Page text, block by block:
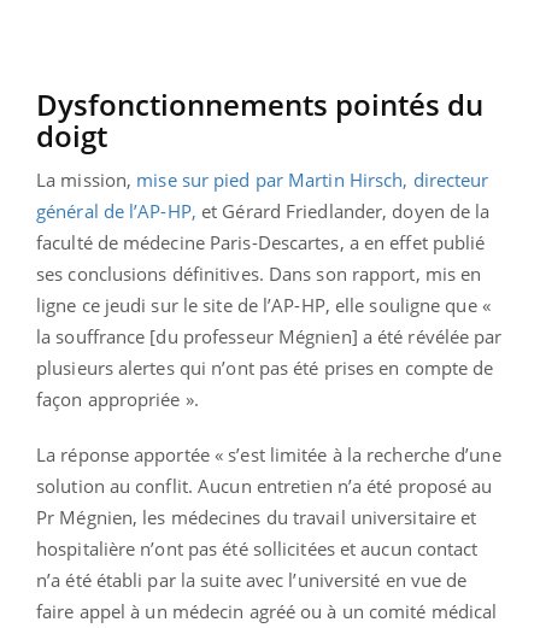
Dysfonctionnements pointés du
doigt
La mission, mise sur pied par Martin Hirsch, directeur
général de l’AP-HP, et Gérard Friedlander, doyen de la
faculté de médecine Paris-Descartes, a en effet publié
ses conclusions définitives. Dans son rapport, mis en
ligne ce jeudi sur le site de l’AP-HP, elle souligne que «
la souffrance [du professeur Mégnien] a été révélée par
plusieurs alertes qui n’ont pas été prises en compte de
façon appropriée ».
La réponse apportée « s’est limitée à la recherche d’une
solution au conflit. Aucun entretien n’a été proposé au
Pr Mégnien, les médecines du travail universitaire et
hospitalière n’ont pas été sollicitées et aucun contact
n’a été établi par la suite avec l’université en vue de
faire appel à un médecin agréé ou à un comité médical